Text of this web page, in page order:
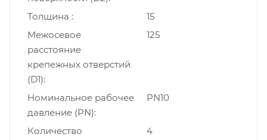
Толщина
15
Межосевое
расстояние
крепежных отверстий
(D1)
125
Номинальное рабочее
давление (PN)
PN10
Количество 4